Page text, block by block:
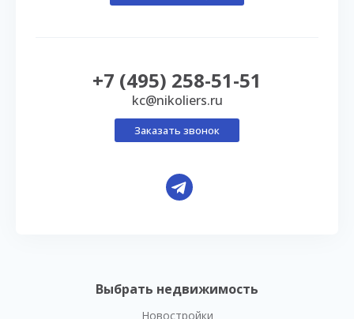
Выбрать недвижимость
Новостройки
+7 (495) 258-51-51
kc@nikoliers.ru
Заказать звонок